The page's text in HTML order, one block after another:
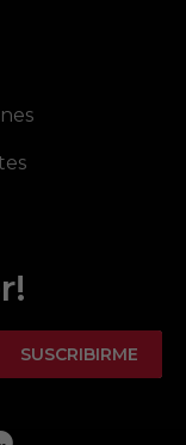
SUSCRIBIRME